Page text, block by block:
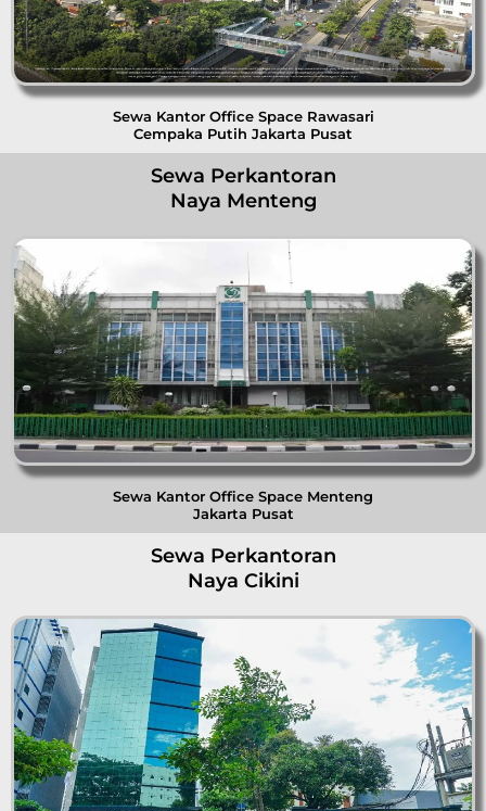
Sewa Kantor Office Space Rawasari
Cempaka Putih Jakarta Pusat
Sewa Perkantoran
Naya Menteng
Sewa Kantor Office Space Menteng
Jakarta Pusat
Sewa Perkantoran
Naya Cikini